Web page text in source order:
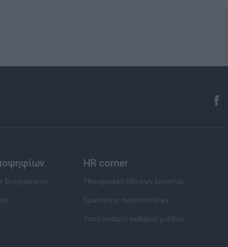
Βιογραφικού
HR corner
Περιγραφές Θέσεων Εργασίας
Ερωτήσεις συνεντεύξεων
Υπολογισμός καθαρού μισθού